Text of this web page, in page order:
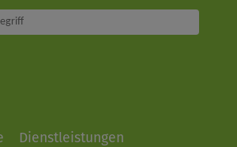
Dienstleistungen